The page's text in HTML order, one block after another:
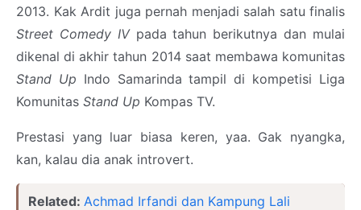
2013. Kak Ardit juga pernah menjadi salah satu finalis
Street Comedy IV pada tahun berikutnya dan mulai
dikenal di akhir tahun 2014 saat membawa komunitas
Stand Up Indo Samarinda tampil di kompetisi Liga
Komunitas Stand Up Kompas TV.
Prestasi yang luar biasa keren, yaa. Gak nyangka,
kan, kalau dia anak introvert.
Related: Achmad Irfandi dan Kampung Lali